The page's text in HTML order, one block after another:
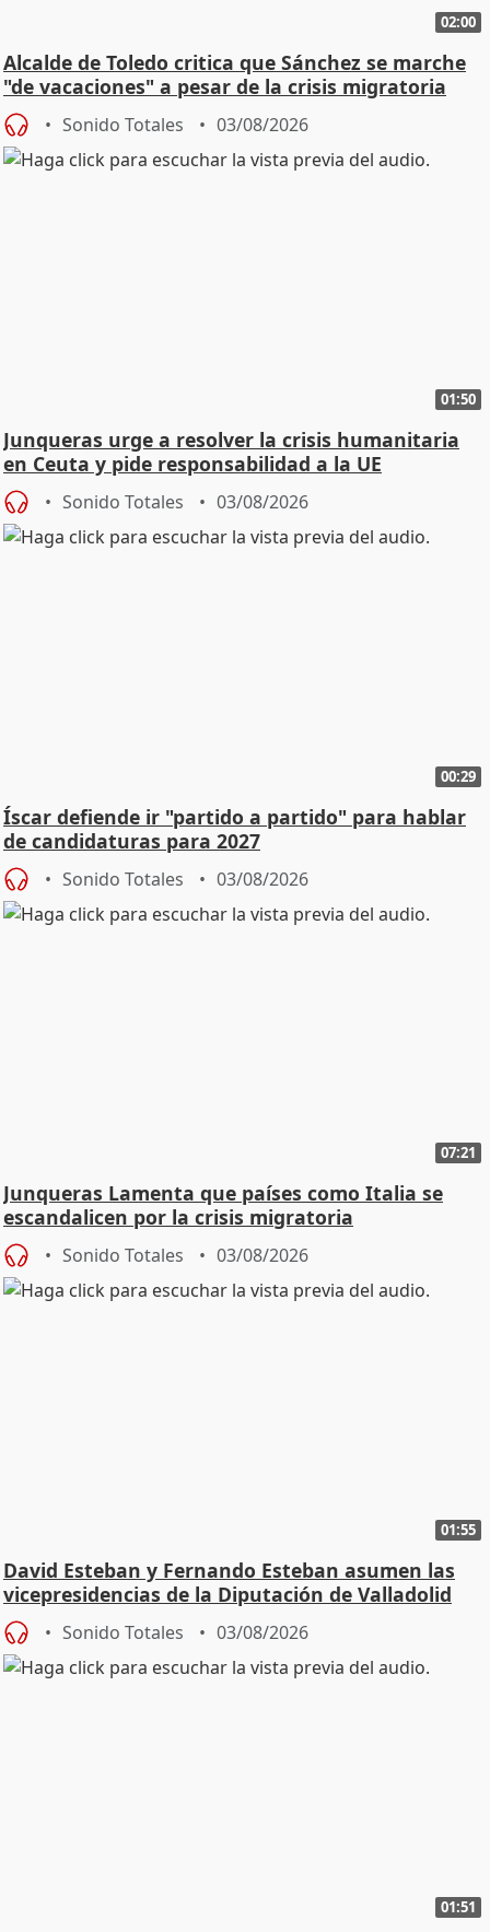
02:00
Alcalde de Toledo critica que Sánchez se marche
"de vacaciones" a pesar de la crisis migratoria
Sonido Totales 03/08/2026
01:50
Junqueras urge a resolver la crisis humanitaria
en Ceuta y pide responsabilidad a la UE
Sonido Totales 03/08/2026
00:29
Íscar defiende ir "partido a partido" para hablar
de candidaturas para 2027
Sonido Totales 03/08/2026
07:21
Junqueras Lamenta que países como Italia se
escandalicen por la crisis migratoria
Sonido Totales 03/08/2026
01:55
David Esteban y Fernando Esteban asumen las
vicepresidencias de la Diputación de Valladolid
Sonido Totales 03/08/2026
01:51